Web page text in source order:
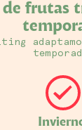
frutas